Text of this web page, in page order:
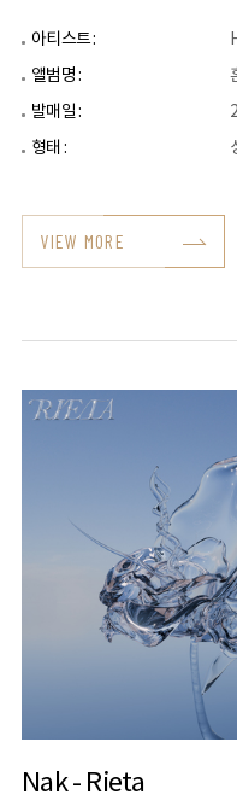
아티스트 :
앨범명 :
발매일 :
형태 :
VIEW MORE
Nak - Rieta